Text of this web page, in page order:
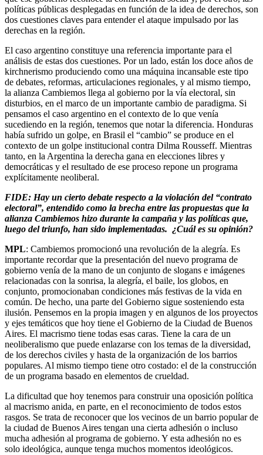
políticas públicas desplegadas en función de la idea de derechos, son
dos cuestiones claves para entender el ataque impulsado por las
derechas en la región.
El caso argentino constituye una referencia importante para el
análisis de estas dos cuestiones. Por un lado, están los doce años de
kirchnerismo produciendo como una máquina incansable este tipo
de debates, reformas, articulaciones regionales, y al mismo tiempo,
la alianza Cambiemos llega al gobierno por la vía electoral, sin
disturbios, en el marco de un importante cambio de paradigma. Si
pensamos el caso argentino en el contexto de lo que venía
sucediendo en la región, tenemos que notar la diferencia. Honduras
había sufrido un golpe, en Brasil el “cambio” se produce en el
contexto de un golpe institucional contra Dilma Rousseff. Mientras
tanto, en la Argentina la derecha gana en elecciones libres y
democráticas y el resultado de ese proceso repone un programa
explícitamente neoliberal.
FIDE: Hay un cierto debate respecto a la violación del “contrato
electoral”, entendido como la brecha entre las propuestas que la
alianza Cambiemos hizo durante la campaña y las políticas que,
luego del triunfo, han sido implementadas. ¿Cuál es su opinión?
MPL: Cambiemos promocionó una revolución de la alegría. Es
importante recordar que la presentación del nuevo programa de
gobierno venía de la mano de un conjunto de slogans e imágenes
relacionadas con la sonrisa, la alegría, el baile, los globos, en
conjunto, promocionaban condiciones más festivas de la vida en
común. De hecho, una parte del Gobierno sigue sosteniendo esta
ilusión. Pensemos en la propia imagen y en algunos de los proyectos
y ejes temáticos que hoy tiene el Gobierno de la Ciudad de Buenos
Aires. El macrismo tiene todas esas caras. Tiene la cara de un
neoliberalismo que puede enlazarse con los temas de la diversidad,
de los derechos civiles y hasta de la organización de los barrios
populares. Al mismo tiempo tiene otro costado: el de la construcción
de un programa basado en elementos de crueldad.
La dificultad que hoy tenemos para construir una oposición política
al macrismo anida, en parte, en el reconocimiento de todos estos
rasgos. Se trata de reconocer que los vecinos de un barrio popular de
la ciudad de Buenos Aires tengan una cierta adhesión o incluso
mucha adhesión al programa de gobierno. Y esta adhesión no es
solo ideológica, aunque tenga muchos momentos ideológicos.